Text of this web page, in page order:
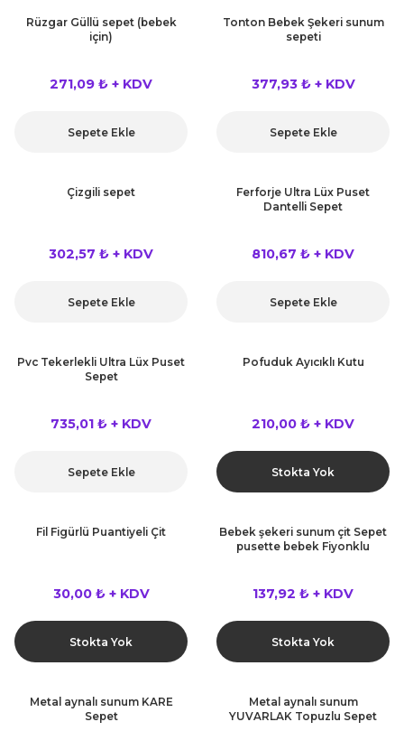
Rüzgar Güllü sepet (bebek
için)
271,09 ₺ + KDV
Sepete Ekle
Tonton Bebek Şekeri sunum
sepeti
377,93 ₺ + KDV
Sepete Ekle
Çizgili sepet
302,57 ₺ + KDV
Sepete Ekle
Ferforje Ultra Lüx Puset
Dantelli Sepet
810,67 ₺ + KDV
Sepete Ekle
Pvc Tekerlekli Ultra Lüx Puset
Sepet
735,01 ₺ + KDV
Sepete Ekle
Pofuduk Ayıcıklı Kutu
210,00 ₺ + KDV
Stokta Yok
Fil Figürlü Puantiyeli Çit
30,00 ₺ + KDV
Stokta Yok
Bebek şekeri sunum çit Sepet
pusette bebek Fiyonklu
137,92 ₺ + KDV
Stokta Yok
Metal aynalı sunum KARE
Sepet
Metal aynalı sunum
YUVARLAK Topuzlu Sepet